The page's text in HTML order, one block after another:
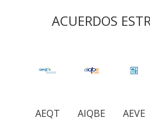
ACUERDOS
AEQT AIQBE AEVE